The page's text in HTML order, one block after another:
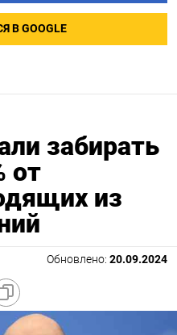
В GOOGLE
забирать
от
из
Обновлено: 20.09.2024